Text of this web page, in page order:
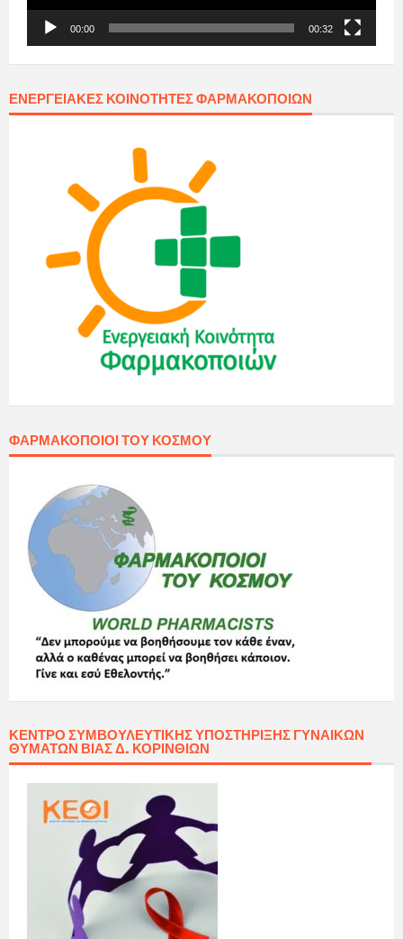
00:00 00:32
ΕΝΕΡΓΕΙΑΚΈΣ ΚΟΙΝΌΤΗΤΕΣ ΦΑΡΜΑΚΟΠΟΙΏΝ
ΦΑΡΜΑΚΟΠΟΙΟΊ ΤΟΥ ΚΌΣΜΟΥ
ΚΈΝΤΡΟ ΣΥΜΒΟΥΛΕΥΤΙΚΉΣ ΥΠΟΣΤΉΡΙΞΗΣ ΓΥΝΑΙΚΏΝ
ΘΥΜΆΤΩΝ ΒΊΑΣ Δ. ΚΟΡΙΝΘΊΩΝ